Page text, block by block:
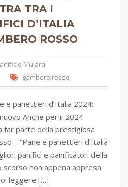
TRA I
D’ITALIA
ROSSO
Mulara
gambero rosso
e panettieri d’Italia 2024:
Anche per il 2024
far parte della prestigiosa
– “Pane e panettieri d’Italia
panifici e panificatori della
scorso non appena appresa
leggere […]